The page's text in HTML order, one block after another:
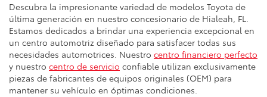
Descubra la impresionante variedad de modelos Toyota de
última generación en nuestro concesionario de Hialeah, FL.
Estamos dedicados a brindar una experiencia excepcional en
un centro automotriz diseñado para satisfacer todas sus
necesidades automotrices. Nuestro centro financiero perfecto
y nuestro centro de servicio confiable utilizan exclusivamente
piezas de fabricantes de equipos originales (OEM) para
mantener su vehículo en óptimas condiciones.